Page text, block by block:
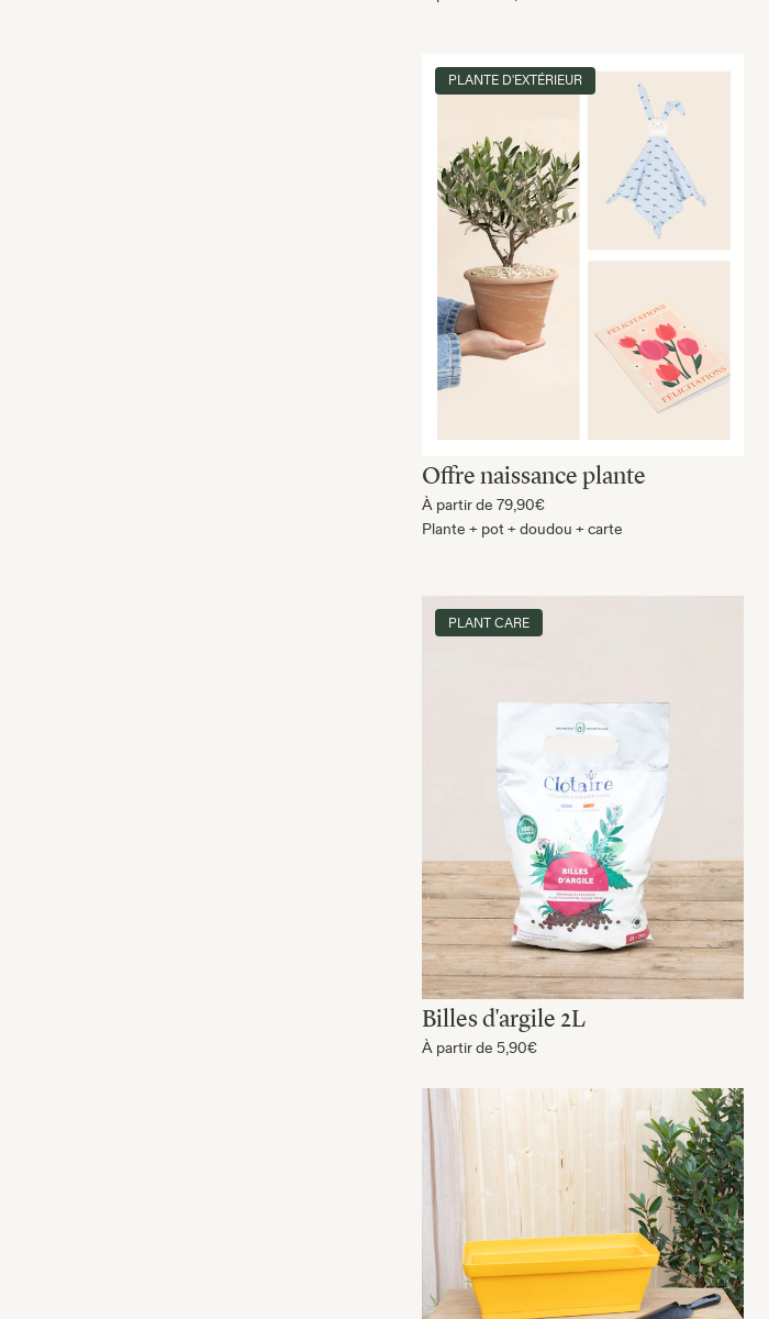
PLANTE D'EXTÉRIEUR
Offre naissance plante
À partir de 79,90€
Plante + pot + doudou + carte
PLANT CARE
Billes d'argile 2L
À partir de 5,90€